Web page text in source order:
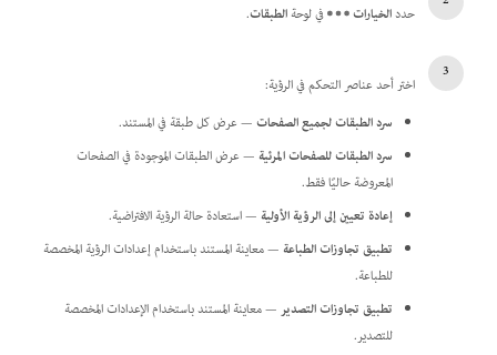
حددالخيارات في لوحةالطبقات.
اختر أحد عناصر التحكم في الرؤية:
سرد الطبقات لجميع الصفحات— عرض كل طبقة في المستند.
سرد الطبقات للصفحات المرئية— عرض الطبقات الموجودة في الصفحات
المعروضة حاليًا فقط.
إعادة تعيين إلى الرؤية الأولية— استعادة حالة الرؤية الافتراضية.
تطبيق تجاوزات الطباعة— معاينة المستند باستخدام إعدادات الرؤية المخصصة
للطباعة.
تطبيق تجاوزات التصدير— معاينة المستند باستخدام الإعدادات المخصصة
للتصدير.